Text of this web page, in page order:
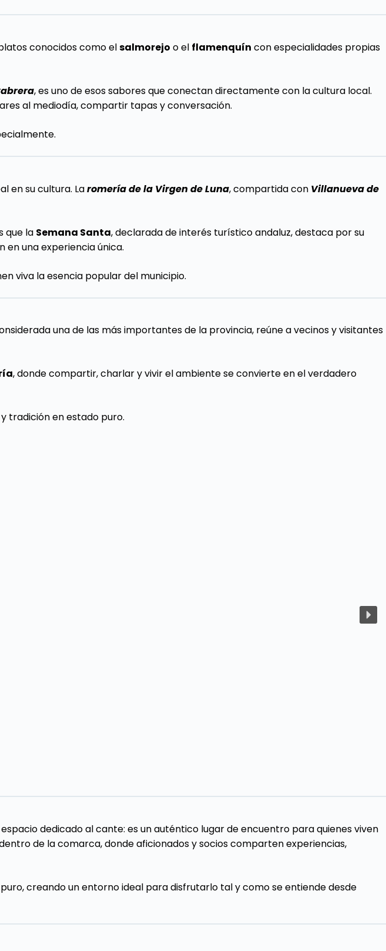
conocidos como elsalmorejo o el flamenquín con especialidades propias
, es uno de esos sabores que conectan directamente con la cultura local.
al mediodía, compartir tapas y conversación.
en su cultura. Laromería de la Virgen de Luna, compartida con Villanueva de
que la Semana Santa, declarada de interés turístico andaluz, destaca por su
en una experiencia única.
viva la esencia popular del municipio.
una de las más importantes de la provincia, reúne a vecinos y visitantes
, donde compartir, charlar y vivir el ambiente se convierte en el verdadero
tradición en estado puro.
dedicado al cante: es un auténtico lugar de encuentro para quienes viven
de la comarca, donde aficionados y socios comparten experiencias,
creando un entorno ideal para disfrutarlo tal y como se entiende desde